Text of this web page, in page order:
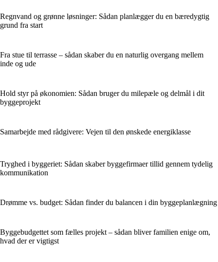
Regnvand og grønne løsninger: Sådan planlægger du en bæredygtig
grund fra start
Fra stue til terrasse – sådan skaber du en naturlig overgang mellem
inde og ude
Hold styr på økonomien: Sådan bruger du milepæle og delmål i dit
byggeprojekt
Samarbejde med rådgivere: Vejen til den ønskede energiklasse
Tryghed i byggeriet: Sådan skaber byggefirmaer tillid gennem tydelig
kommunikation
Drømme vs. budget: Sådan finder du balancen i din byggeplanlægning
Byggebudgettet som fælles projekt – sådan bliver familien enige om,
hvad der er vigtigst